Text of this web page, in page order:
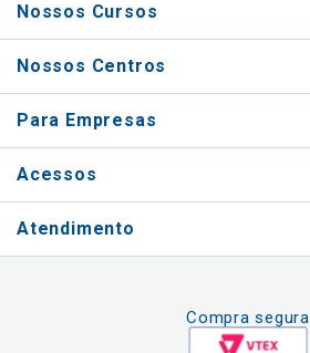
Nossos Cursos
Nossos Centros
Para Empresas
Acessos
Atendimento
Compra segura